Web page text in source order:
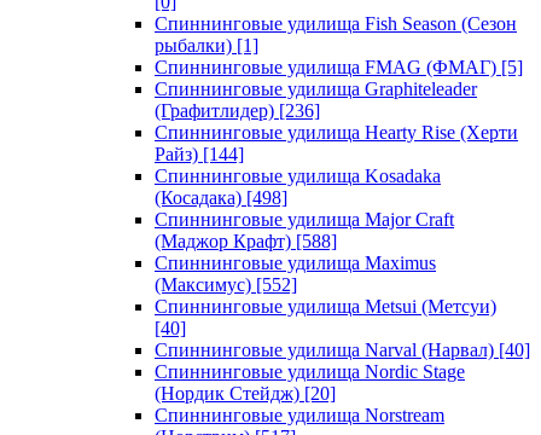
Спиннинговые удилища Fish Season (Сезон
рыбалки) [1]
Спиннинговые удилища FMAG (ФМАГ) [5]
Спиннинговые удилища Graphiteleader
(Графитлидер) [236]
Спиннинговые удилища Hearty Rise (Херти
Райз) [144]
Спиннинговые удилища Kosadaka
(Косадака) [498]
Спиннинговые удилища Major Craft
(Маджор Крафт) [588]
Спиннинговые удилища Maximus
(Максимус) [552]
Спиннинговые удилища Metsui (Метсуи)
[40]
Спиннинговые удилища Narval (Нарвал) [40]
Спиннинговые удилища Nordic Stage
(Нордик Стейдж) [20]
Спиннинговые удилища Norstream